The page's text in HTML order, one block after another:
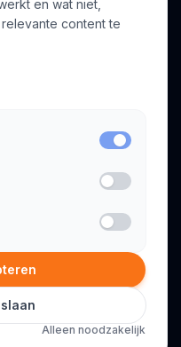
voorbehouden.
en wat niet,
content te
Alleen noodzakelijk